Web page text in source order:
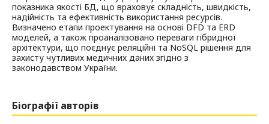
показника якості БД, що враховує складність, швидкість,
надійність та ефективність використання ресурсів.
Визначено етапи проектування на основі DFD та ERD
моделей, а також проаналізовано переваги гібридної
архітектури, що поєднує реляційні та NoSQL рішення для
захисту чутливих медичних даних згідно з
законодавством України.
Біографії авторів